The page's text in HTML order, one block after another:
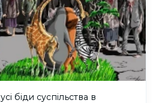
біди суспільства в